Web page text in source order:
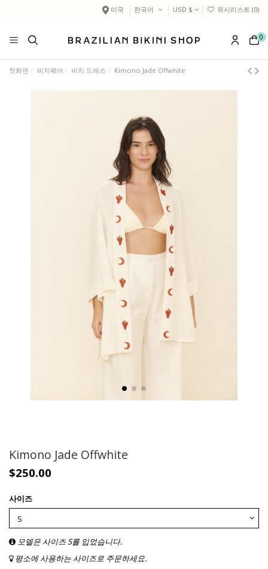
미국 한국어 USD $ 위시리스트 (0)
0
첫화면 비치웨어 비치 드레스 Kimono Jade Offwhite
Kimono Jade Offwhite
$250.00
사이즈
모델은 사이즈 S를 입었습니다.
평소에 사용하는 사이즈로 주문하세요.